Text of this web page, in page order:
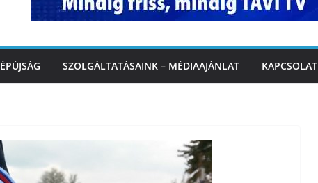
SZOLGÁLTATÁSAINK – MÉDIAAJÁNLAT KAPCSOLAT